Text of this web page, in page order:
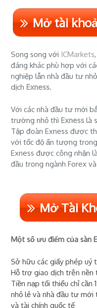
Mở tài
Song song với ICMarkets
đáng khác phù hợp với
nghiệp lẫn nhà đầu tư
dịch Exness.
Với các nhà đầu tư mới
trường nhỏ thìExness là
Tập đoàn Exness được
với tốc độ ấn tượng
Exness được công nhận
đầu trong ngành Forex
Mở Tài
Một số ưu điểm của sàn
Sở hữu các giấy phép uý
Hỗ trợ giao dịch trên
Tiền nạp tối thiểu chỉ cần
nhỏ lẻ và nhà đầu tư
và tài chính quốc tế